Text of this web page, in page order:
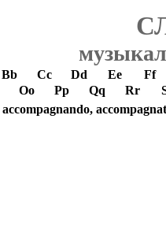
Bb Cc Dd Ee
Ff
Oo Pp Qq Rr
accompagnando,